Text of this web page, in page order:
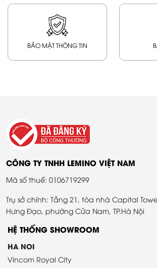
BẢO MẬT THÔNG TIN
CÔNG TY TNHH LEMINO VIỆT NAM
Mã số thuế: 0106719299
Trụ sở chính: Tầng 21, tòa nhà Capital
Hưng Đạo, phường Cửa Nam, TP.Hà Nội
HỆ THỐNG SHOWROOM
HA NOI
Vincom Royal City